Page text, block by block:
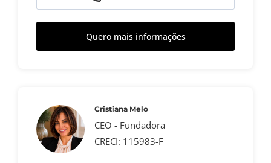
Quero mais informações
Cristiana Melo
CEO - Fundadora
CRECI: 115983-F